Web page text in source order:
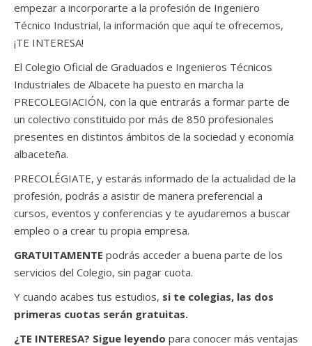
empezar a incorporarte a la profesión de Ingeniero
Técnico Industrial, la información que aquí te ofrecemos,
¡TE INTERESA!
El Colegio Oficial de Graduados e Ingenieros Técnicos
Industriales de Albacete ha puesto en marcha la
PRECOLEGIACIÓN, con la que entrarás a formar parte de
un colectivo constituido por más de 850 profesionales
presentes en distintos ámbitos de la sociedad y economía
albaceteña.
PRECOLÉGIATE, y estarás informado de la actualidad de la
profesión, podrás a asistir de manera preferencial a
cursos, eventos y conferencias y te ayudaremos a buscar
empleo o a crear tu propia empresa.
GRATUITAMENTE podrás acceder a buena parte de los
servicios del Colegio, sin pagar cuota.
Y cuando acabes tus estudios, si te colegias, las dos
primeras cuotas serán gratuitas.
¿TE INTERESA? Sigue leyendo para conocer más ventajas